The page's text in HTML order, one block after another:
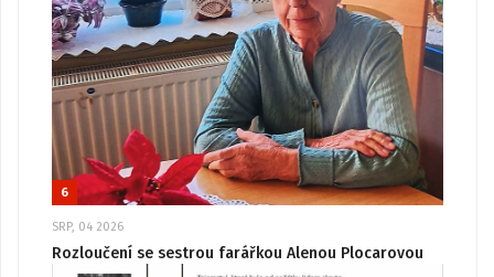
6
SRP, 04 2026
Rozloučení se sestrou farářkou Alenou Plocarovou